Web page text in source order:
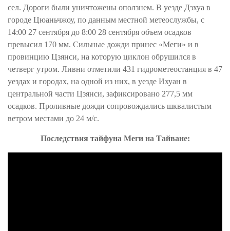
сел. Дороги были уничтожены оползнем. В уезде Дэхуа в
городе Цюаньчжоу, по данным местной метеослужбы, с
14:00 27 сентября до 8:00 28 сентября объем осадков
превысил 170 мм. Сильные дожди принес «Меги» и в
провинцию Цзянси, на которую циклон обрушился в
четверг утром. Ливни отметили 431 гидрометеостанция в 47
уездах и городах, на одной из них, в уезде Ихуан в
центральной части Цзянси, зафиксировано 277,5 мм
осадков. Проливные дожди сопровождались шквалистым
ветром местами до 24 м/с.
Последствия тайфуна Меги на Тайване: